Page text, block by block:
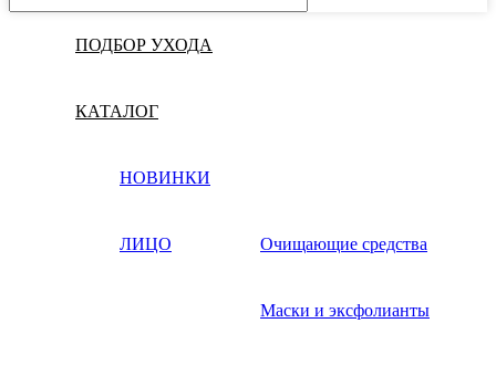
ПОДБОР УХОДА
КАТАЛОГ
НОВИНКИ
ЛИЦО Очищающие средства
Маски и эксфолианты